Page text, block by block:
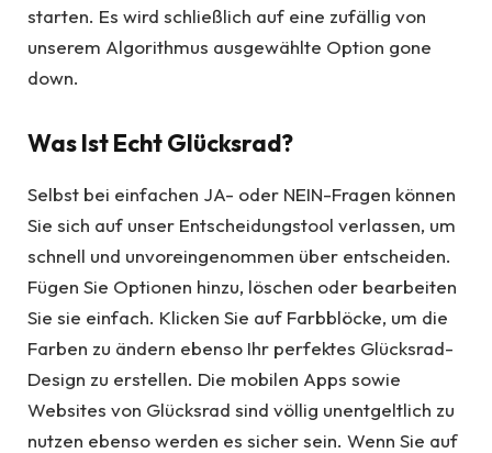
starten. Es wird schließlich auf eine zufällig von
unserem Algorithmus ausgewählte Option gone
down.
Was Ist Echt Glücksrad?
Selbst bei einfachen JA- oder NEIN-Fragen können
Sie sich auf unser Entscheidungstool verlassen, um
schnell und unvoreingenommen über entscheiden.
Fügen Sie Optionen hinzu, löschen oder bearbeiten
Sie sie einfach. Klicken Sie auf Farbblöcke, um die
Farben zu ändern ebenso Ihr perfektes Glücksrad-
Design zu erstellen. Die mobilen Apps sowie
Websites von Glücksrad sind völlig unentgeltlich zu
nutzen ebenso werden es sicher sein. Wenn Sie auf